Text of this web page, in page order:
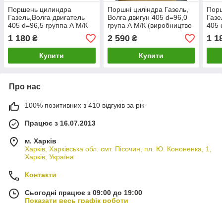
Поршень цилиндра
Газель,Волга двигатель
405 d=96,5 группа А М/К
1 180 ₴
Купити
Поршні циліндра Газель,
Волга двигун 405 d=96,0
група А М/К (виробництво
2 590₴
Купити
405
1
Про нас
100% позитивних з 410 відгуків за рік
Працює з 16.07.2013
м. Харків
Харків, Харківська обл. смт. Пісочин, пл. Ю. Кононенка, 1,
Харків, Україна
Контакти
Сьогодні працює з 09:00 до 19:00
Показати весь графік роботи